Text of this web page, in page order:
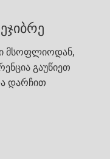
მსოფლიოდან,
გაუწიეთ
დარჩით